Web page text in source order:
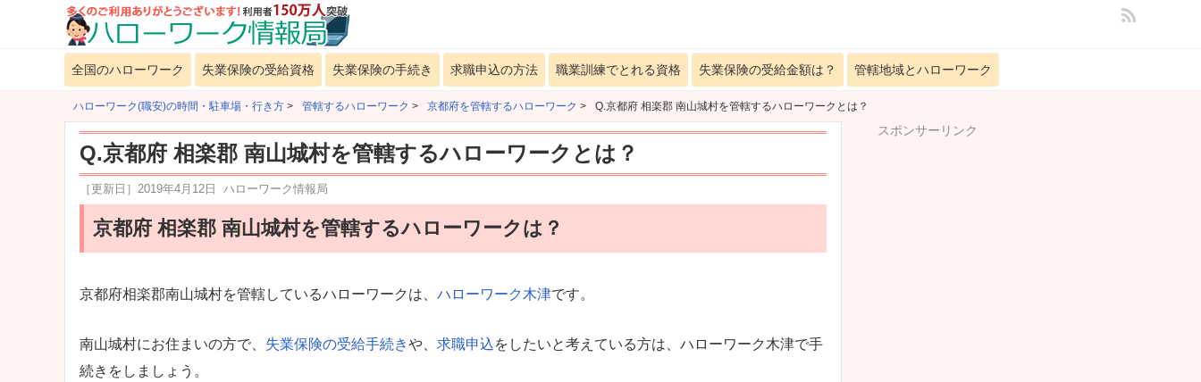
全国のハローワーク 失業保険の受給資格 失業保険の手続き 求職申込の方法 職業訓練でとれる資格 失業保険の受給金額は？ 管轄地域とハローワーク
ハローワーク(職安)の時間・駐車場・行き方 > 管轄するハローワーク > 京都府を管轄するハローワーク > Q.京都府 相楽郡 南山城村を管轄するハローワークとは？
Q.京都府 相楽郡 南山城村を管轄するハローワークとは？
［更新日］ 2019年4月12日 ハローワーク情報局
京都府 相楽郡 南山城村を管轄するハローワークは？
京都府相楽郡南山城村を管轄しているハローワークは、 ハローワーク木津です。
南山城村にお住まいの方で、 失業保険の受給手続きや、 求職申込をしたいと考えている方は、ハローワーク木津で手
続きをしましょう。
スポンサーリンク